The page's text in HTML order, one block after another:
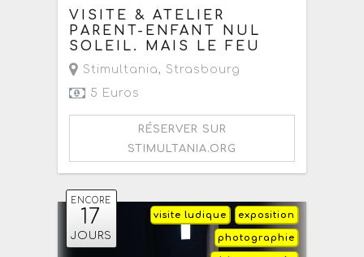
VISITE & ATELIER
PARENT-ENFANT NUL
SOLEIL. MAIS LE FEU
Stimultania, Strasbourg
5 Euros
RÉSERVER SUR
STIMULTANIA.ORG
ENCORE
17
JOURS
exposition
visite ludique
photographie